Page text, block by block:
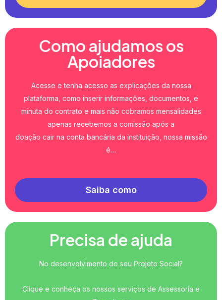
Como ajudamos os
Apoiadores
Acesse e tenha acesso as explicações da nossa
plataforma, como inserir informações, documentos, e
minuta do contrato e mais não cobramos mensalidades
apenas recebemos a comissão após a
doação cair na conta bancária da instituição, nossa missão
é…
Saiba como
Precisa de ajuda
No desenvolvimento do seu Projeto Social?
Clique e conheça os nossos serviços de Assessoria e